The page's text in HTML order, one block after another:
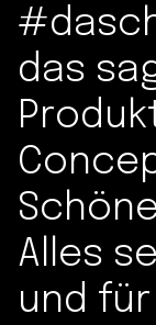
das
Alles
und